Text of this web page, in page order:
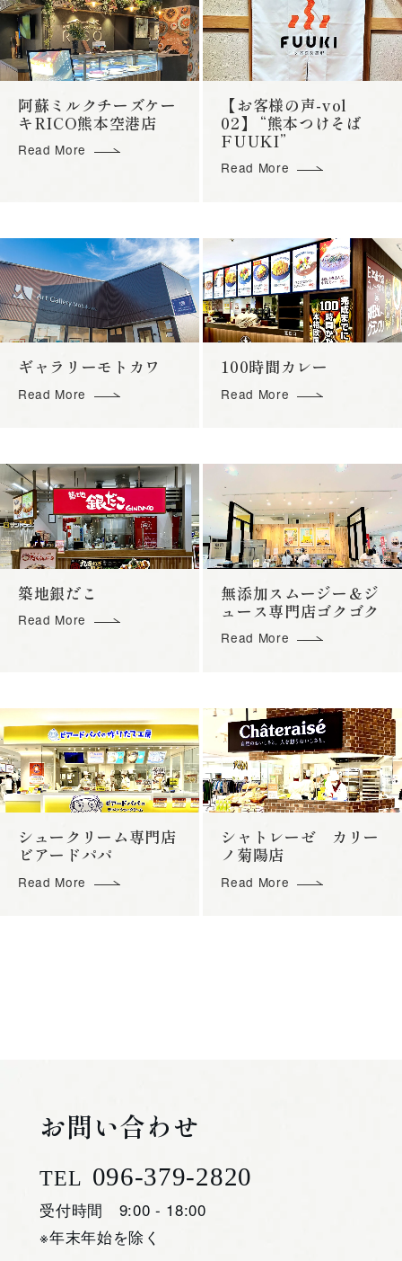
阿蘇ミルクチーズケー
キRICO熊本空港店
Read More
【お客様の声-vol
02】 “熊本つけそば
FUUKI”
Read More
ギャラリーモトカワ
Read More
100時間カレー
Read More
築地銀だこ
Read More
無添加スムージー＆ジ
ュース専門店ゴクゴク
Read More
シュークリーム専門店
ビアードパパ
Read More
シャトレーゼ カリー
ノ菊陽店
Read More
お問い合わせ
TEL 096-379-2820
受付時間 9:00 - 18:00
※年末年始を除く